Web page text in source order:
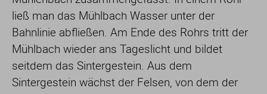
ließ man das Mühlbach Wasser unter der
Bahnlinie abfließen. Am Ende des Rohrs tritt der
Mühlbach wieder ans Tageslicht und bildet
seitdem das Sintergestein. Aus dem
Sintergestein wächst der Felsen, von dem der